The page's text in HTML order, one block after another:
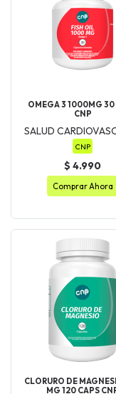
OMEGA 3 1000MG 30
CNP
SALUD
CNP
$ 4.990
Comprar Ahora
CLORURO DE
MG 120 CAPS